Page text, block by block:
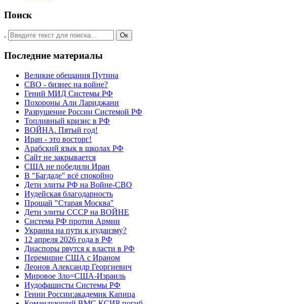
Поиск
. Ок
Последние материалы
Великие обещания Путина
СВО - бизнес на войне?
Гений МИД Системы РФ
Похороны Али Лариджани
Разрушение России Системой РФ
Топливный кризис в РФ
ВОЙНА. Пятый год!
Иран - это восторг!
Арабский язык в школах РФ
Сайт не закрывается
США не победили Иран
В "Багдаде" всё спокойно
Дети элиты РФ на Войне-СВО
Иудейская благодарность
Прощай "Старая Москва"
Дети элиты СССР на ВОЙНЕ
Система РФ против Армии
Украина на пути к иудаизму?
12 апреля 2026 года в РФ
Диаспоры рвутся к власти в РФ
Перемирие США с Ираном
Леонов Александр Георгиевич
Мировое Зло=США-Израиль
Иудофашисты Системы РФ
Гении России:академик Капица